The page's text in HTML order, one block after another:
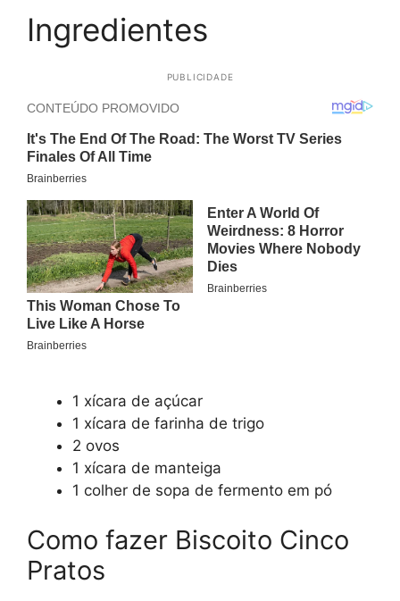
Ingredientes
PUBLICIDADE
1 xícara de açúcar
1 xícara de farinha de trigo
2 ovos
1 xícara de manteiga
1 colher de sopa de fermento em pó
Como fazer Biscoito Cinco
Pratos